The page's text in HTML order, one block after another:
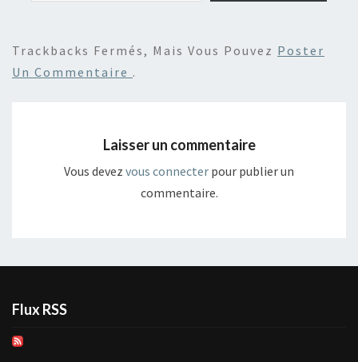
Trackbacks Fermés, Mais Vous Pouvez Poster
Un Commentaire .
Laisser un commentaire
Vous devez vous connecter pour publier un
commentaire.
Flux RSS